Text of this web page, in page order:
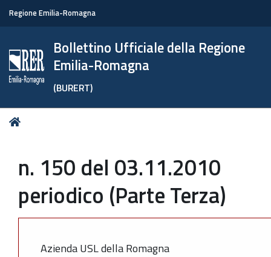
Regione Emilia-Romagna
Bollettino Ufficiale della Regione
Emilia-Romagna
(BURERT)
Tu
n. 150 del 03.11.2010
periodico (Parte Terza)
Azienda USL della Romagna